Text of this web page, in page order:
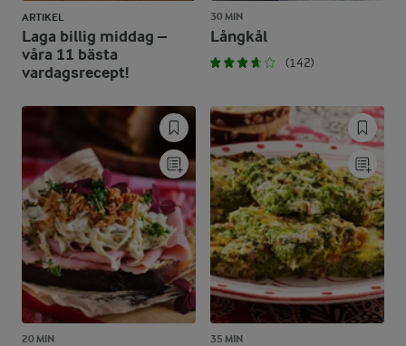
ARTIKEL
Laga billig middag –
våra 11 bästa
vardagsrecept!
30 MIN
Långkål
(142)
20 MIN 35 MIN